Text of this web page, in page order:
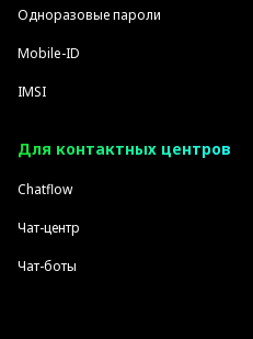
Одноразовые пароли
Mobile-ID
IMSI
Для контактных центров
Chatflow
Чат-центр
Чат-боты